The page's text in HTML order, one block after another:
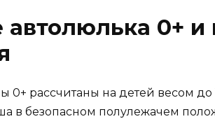
автолюлька 0+
0+ рассчитаны на детей весом
в безопасном полулежачем